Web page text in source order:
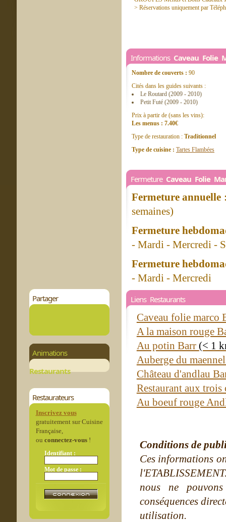
Partager
Animations
Restaurants
Restaurateurs
Inscrivez vous
gratuitement sur Cuisine
Française,
ou connectez-vous!
Identifiant :
Mot de passe :
> Réservations uniquement par
Informations Caveau Folie
Nombre de couverts : 90
Cités dans les guides suivants :
Le Routard (2009 - 2010)
Petit Futé (2009 - 2010)
Prix à partir de (sans les vins):
Les menus : 7.40€
Type de restauration : Traditionnel
Type de cuisine : Tartes Flambées
Fermeture Caveau Folie
Fermeture
semaines)
Fermeture
- Mardi - Mercredi -
Fermeture
- Mardi - Mercredi
Liens Restaurants
Caveau folie marco
A la maison rouge
Au potin Barr (< 1
Auberge du
Château d'andlau
Restaurant aux
Au boeuf rouge
Conditions de
Ces informations
nous ne
conséquences
utilisation.